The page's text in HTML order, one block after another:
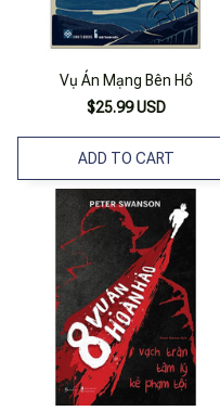
Vụ Án Mạng Bên Hồ
$25.99 USD
ADD TO CART